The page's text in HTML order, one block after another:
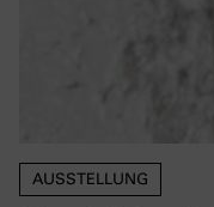
AUSSTELLUNG